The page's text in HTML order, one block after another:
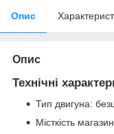
Опис
Опис
Технічні
Тип двигуна:
Місткість